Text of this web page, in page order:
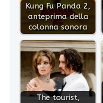
Kung Fu Panda 2,
anteprima della
colonna sonora
The tourist,